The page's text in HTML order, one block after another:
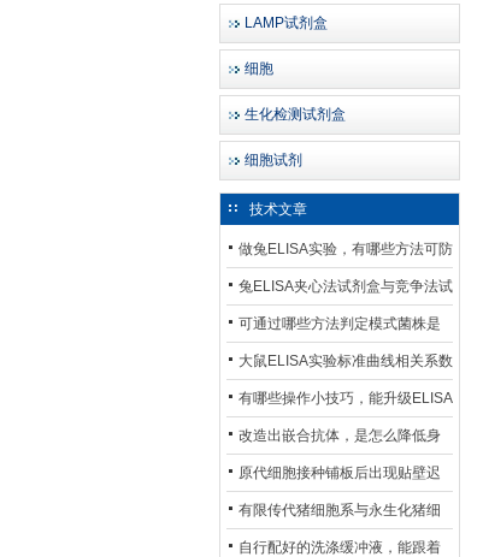
LAMP试剂盒
细胞
生化检测试剂盒
细胞试剂
技术文章
做兔ELISA实验，有哪些方法可防
止平台效应发生？
兔ELISA夹心法试剂盒与竞争法试
剂盒，适用检测场景存在哪些差
异？
可通过哪些方法判定模式菌株是
否存在杂菌污染？
大鼠ELISA实验标准曲线相关系数
偏低，可从哪些维度开展问题排
查？
有哪些操作小技巧，能升级ELISA
的LOD与LOQ性能？
改造出嵌合抗体，是怎么降低身
体生成抗鼠抗体（HAMA）的？
原代细胞接种铺板后出现贴壁迟
缓、悬浮细胞数量偏多的现象的
主要诱因
有限传代猪细胞系与永生化猪细
胞系，二者在增殖存活周期上有
自行配好的洗涤缓冲液，能跟着